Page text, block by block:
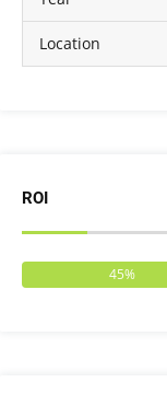
Location
ROI
45%